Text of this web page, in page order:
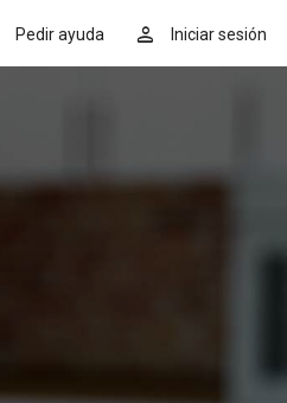
person Iniciar sesión
Pedir ayuda